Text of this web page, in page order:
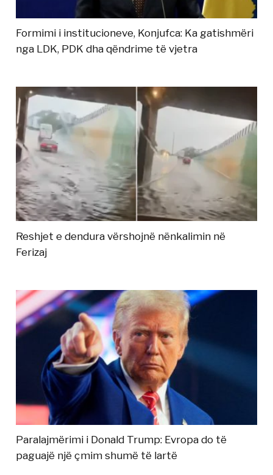
Formimi i institucioneve, Konjufca: Ka gatishmëri
nga LDK, PDK dha qëndrime të vjetra
Reshjet e dendura vërshojnë nënkalimin në
Ferizaj
Paralajmërimi i Donald Trump: Evropa do të
paguajë një çmim shumë të lartë